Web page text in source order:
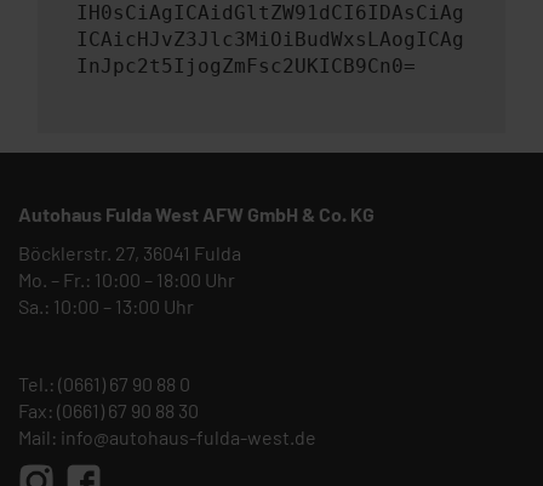
IH0sCiAgICAidGltZW91dCI6IDAsCiAg
ICAicHJvZ3Jlc3MiOiBudWxsLAogICAg
InJpc2t5IjogZmFsc2UKICB9Cn0=
Autohaus Fulda West AFW GmbH & Co. KG
Böcklerstr. 27, 36041 Fulda
Mo. – Fr.: 10:00 – 18:00 Uhr
Sa.: 10:00 – 13:00 Uhr
Tel.: (0661) 67 90 88 0
Fax: (0661) 67 90 88 30
Mail: info@autohaus-fulda-west.de